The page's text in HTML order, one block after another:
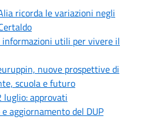
ricorda le variazioni negli
utili per vivere il
nuove prospettive di
scuola e futuro
luglio: approvati
aggiornamento del DUP